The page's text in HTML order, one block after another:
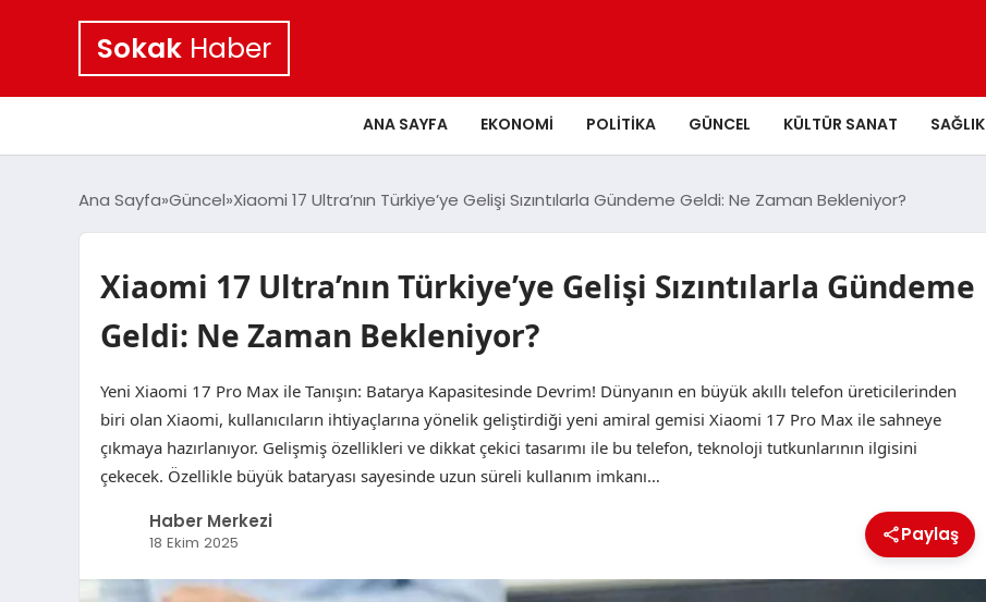
Sokak Haber
ANA SAYFA EKONOMI POLITIKA GÜNCEL KÜLTÜR SANAT SAĞLIK
Ana Sayfa Güncel Xiaomi 17 Ultra’nın Türkiye’ye Gelişi Sızıntılarla Gündeme Geldi: Ne Zaman Bekleniyor?
Xiaomi 17 Ultra’nın Türkiye’ye Gelişi Sızıntılarla Gündeme
Geldi: Ne Zaman Bekleniyor?
Yeni Xiaomi 17 Pro Max ile Tanışın: Batarya Kapasitesinde Devrim! Dünyanın en büyük akıllı telefon üreticilerinden
biri olan Xiaomi, kullanıcıların ihtiyaçlarına yönelik geliştirdiği yeni amiral gemisi Xiaomi 17 Pro Max ile sahneye
çıkmaya hazırlanıyor. Gelişmiş özellikleri ve dikkat çekici tasarımı ile bu telefon, teknoloji tutkunlarının ilgisini
çekecek. Özellikle büyük bataryası sayesinde uzun süreli kullanım imkanı…
Haber Merkezi
18 Ekim 2025 Paylaş